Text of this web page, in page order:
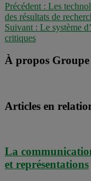
Précédent : Les
des résultats de
Suivant : Le système
critiques
À propos Groupe
Articles en
La
et représentations